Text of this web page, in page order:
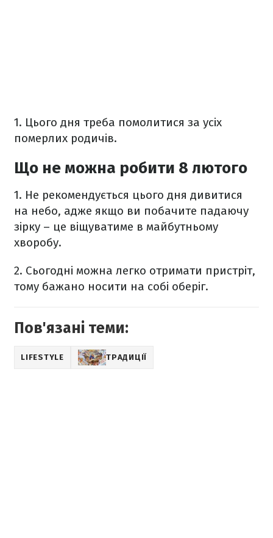
1. Цього дня треба помолитися за усіх
померлих родичів.
Що не можна робити 8 лютого
1. Не рекомендується цього дня дивитися
на небо, адже якщо ви побачите падаючу
зірку – це віщуватиме в майбутньому
хворобу.
2. Сьогодні можна легко отримати пристріт,
тому бажано носити на собі оберіг.
Пов'язані теми:
LIFESTYLE ТРАДИЦІЇ